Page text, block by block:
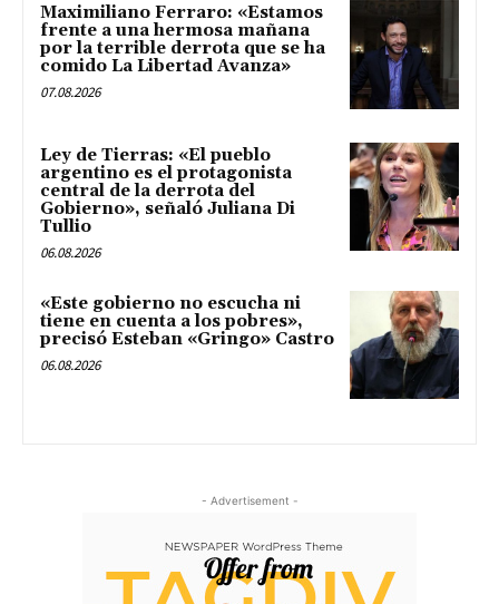
Maximiliano Ferraro: «Estamos
frente a una hermosa mañana
por la terrible derrota que se ha
comido La Libertad Avanza»
07.08.2026
Ley de Tierras: «El pueblo
argentino es el protagonista
central de la derrota del
Gobierno», señaló Juliana Di
Tullio
06.08.2026
«Este gobierno no escucha ni
tiene en cuenta a los pobres»,
precisó Esteban «Gringo» Castro
06.08.2026
- Advertisement -